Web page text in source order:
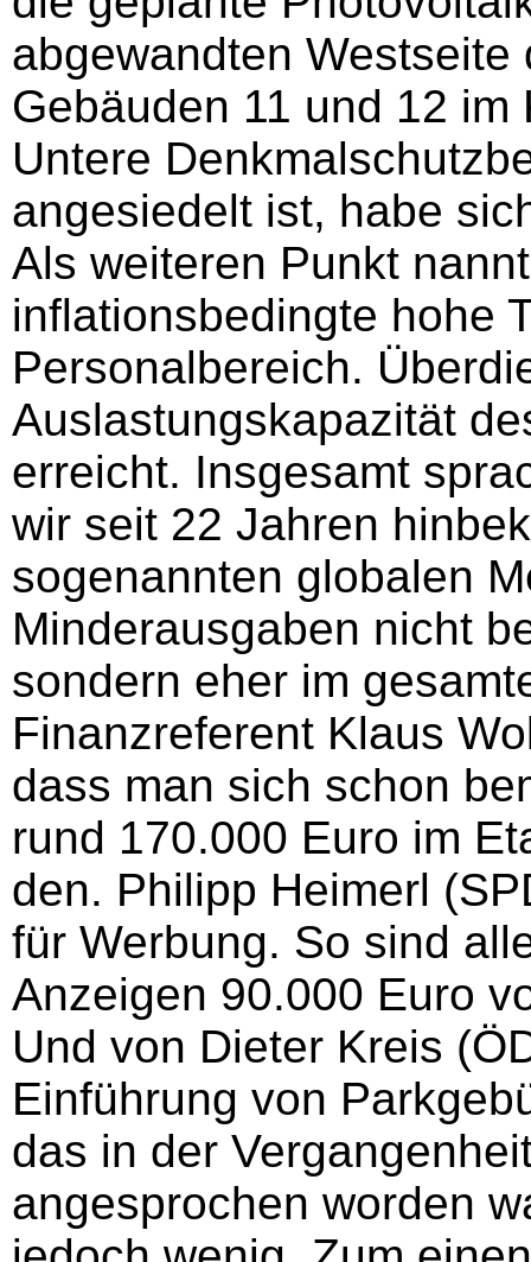
abgewandten
Gebäuden 11 und 12
Untere
angesiedelt ist, habe
Als weiteren Punkt
inflationsbedingte hohe
Personalbereich.
Auslastungskapazität
erreicht. Insgesamt
wir seit 22 Jahren
sogenannten globalen
Minderausgaben nicht
sondern eher im
Finanzreferent Klaus
dass man sich schon
rund 170.000 Euro im
den. Philipp Heimerl
für Werbung. So sind
Anzeigen 90.000 Euro
Und von Dieter Kreis
Einführung von
das in der
angesprochen worden